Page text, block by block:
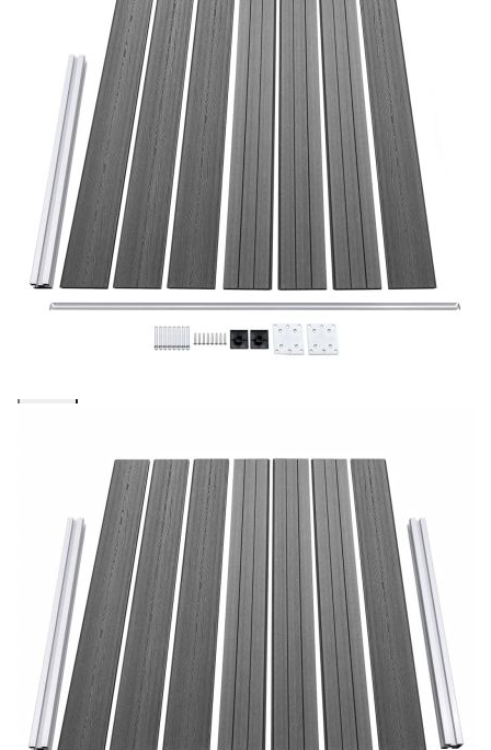
Предоставената таблица е с информационна цел.
Добавете продукта в количката си с бутона "Добави в
количката" и при поръчка ще можете да изберете броя
вноски на кредита.
Предоставената таблица е с информационна цел.
Добавете продукта в количката си с бутона "Добави в
количката" и при поръчка ще можете да изберете броя
вноски на кредита.
Предоставената таблица е с информационна цел.
Добавете продукта в количката си с бутона "Добави в
количката" и при поръчка ще можете да изберете броя
вноски на кредита.
Предоставената таблица е с информационна цел.
Добавете продукта в количката си с бутона "Добави в
разполагате с три начина да я платите към тях:
Отложено до 30 дни от момента на изпращане на
поръчката без оскъпяване. За покупки на стойност до
400 лв. / €204,52
Плащане на 4 вноски. Заплащате 20% от стойността на
поръчката си на момента с карта. Останалата сума се
разделя на 3 равни месечни вноски без оскъпяване. За
покупки на стойност до 1000 лв. / €511.31
Плащане на 6 вноски. Стойността на поръчката се
разпределя в 6 равни месечни вноски с оскъпяване. За
покупки на стойност до 2000 лв. / €1022.61